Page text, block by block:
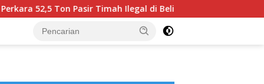
Ton Pasir Timah Ilegal di Belitung